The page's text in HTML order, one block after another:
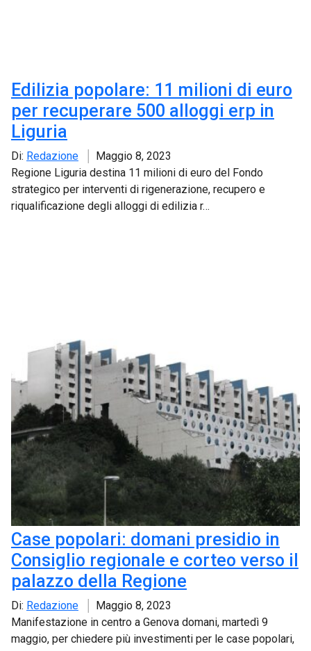
Edilizia popolare: 11 milioni di euro
per recuperare 500 alloggi erp in
Liguria
Di: Redazione
Maggio 8, 2023
Regione Liguria destina 11 milioni di euro del Fondo
strategico per interventi di rigenerazione, recupero e
riqualificazione degli alloggi di edilizia r…
Case popolari: domani presidio in
Consiglio regionale e corteo verso il
palazzo della Regione
Di: Redazione
Maggio 8, 2023
Manifestazione in centro a Genova domani, martedì 9
maggio, per chiedere più investimenti per le case popolari,